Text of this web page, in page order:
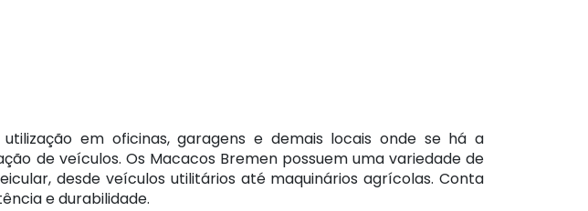
em oficinas, garagens e demais locais onde se há a
de veículos. Os Macacos Bremen possuem uma variedade de
desde veículos utilitários até maquinários agrícolas. Conta
e durabilidade.